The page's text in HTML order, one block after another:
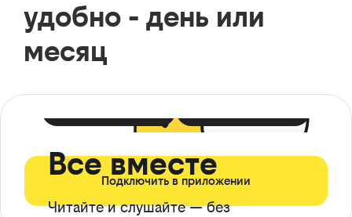
удобно - день или
месяц
Все вместе
Читайте и слушайте — без
Подключить в приложении